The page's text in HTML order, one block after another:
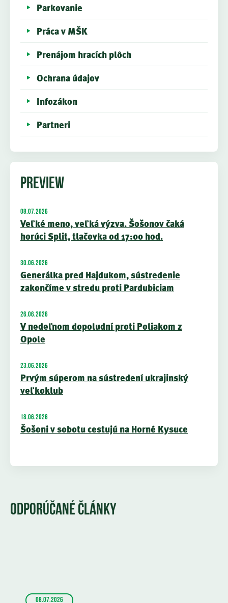
Parkovanie
Práca v MŠK
Prenájom hracích plôch
Ochrana údajov
Infozákon
Partneri
PREVIEW
08.07.2026
Veľké meno, veľká výzva. Šošonov čaká
horúci Split, tlačovka od 17:00 hod.
30.06.2026
Generálka pred Hajdukom, sústredenie
zakončíme v stredu proti Pardubiciam
26.06.2026
V nedeľnom dopoludní proti Poliakom z
Opole
23.06.2026
Prvým súperom na sústredení ukrajinský
veľkoklub
18.06.2026
Šošoni v sobotu cestujú na Horné Kysuce
ODPORÚČANÉ ČLÁNKY
08.07.2026